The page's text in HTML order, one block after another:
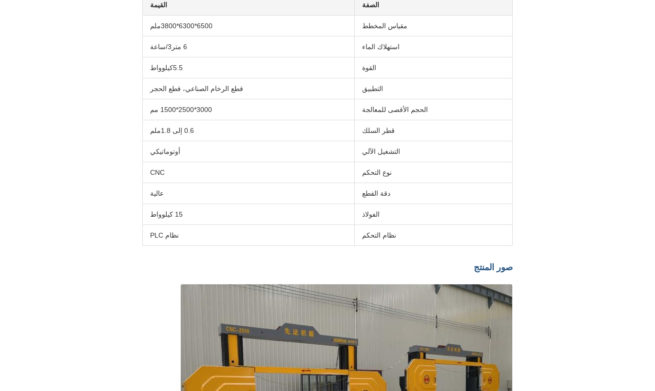
الصفة القيمة
مقياس المخطط 6500*6300*3800ملم
استهلاك الماء 6 متر3/ساعة
القوة 5.5كيلوواط
التطبيق قطع الرخام الصناعي، قطع الحجر
الحجم الأقصى للمعالجة 3000*2500*1500 مم
قطر السلك 0.6 إلى 1.8ملم
التشغيل الآلي أوتوماتيكي
نوع التحكم CNC
دقة القطع عالية
الفولاذ 15 كيلوواط
نظام التحكم نظام PLC
صور المنتج